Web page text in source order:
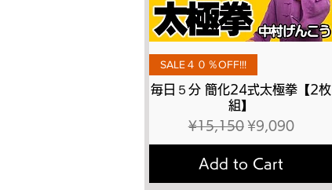
Quick View
SALE４０％OFF!!!
毎日５分 簡化24式太極拳【2枚
組】
Regular Price
¥15,150 Sale Price
¥9,090
Add to Cart